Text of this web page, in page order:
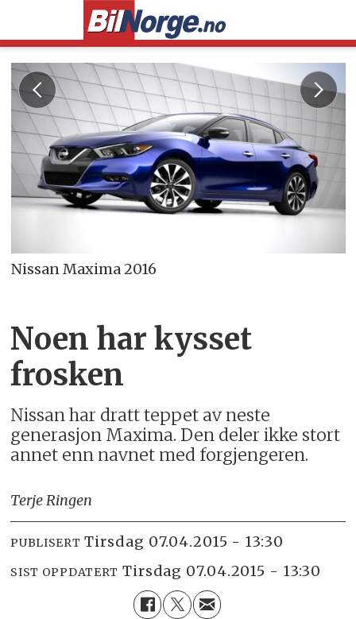
Nissan Maxima 2016
Noen har kysset
frosken
Nissan har dratt teppet av neste
generasjon Maxima. Den deler ikke stort
annet enn navnet med forgjengeren.
Terje Ringen
PUBLISERT tirsdag 07.04.2015 - 13:30
SIST OPPDATERT tirsdag 07.04.2015 - 13:30